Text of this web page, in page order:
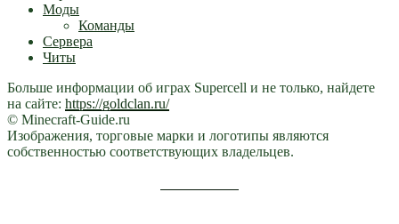
Моды
Команды
Сервера
Читы
Больше информации об играх Supercell и не только, найдете
на сайте: https://goldclan.ru/
© Minecraft-Guide.ru
Изображения, торговые марки и логотипы являются
собственностью соответствующих владельцев.